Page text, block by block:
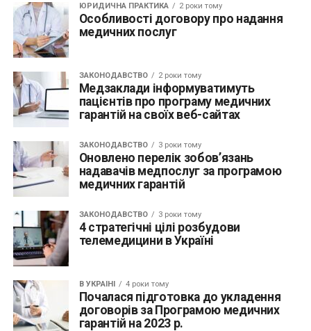
ЮРИДИЧНА ПРАКТИКА 2 роки тому
Особливості договору про надання
медичних послуг
ЗАКОНОДАВСТВО 2 роки тому
Медзаклади інформуватимуть
пацієнтів про програму медичних
гарантій на своїх веб-сайтах
ЗАКОНОДАВСТВО 3 роки тому
Оновлено перелік зобов’язань
надавачів медпослуг за програмою
медичних гарантій
ЗАКОНОДАВСТВО 3 роки тому
4 стратегічні цілі розбудови
телемедицини в Україні
В УКРАЇНІ 4 роки тому
Почалася підготовка до укладення
договорів за Програмою медичних
гарантій на 2023 р.